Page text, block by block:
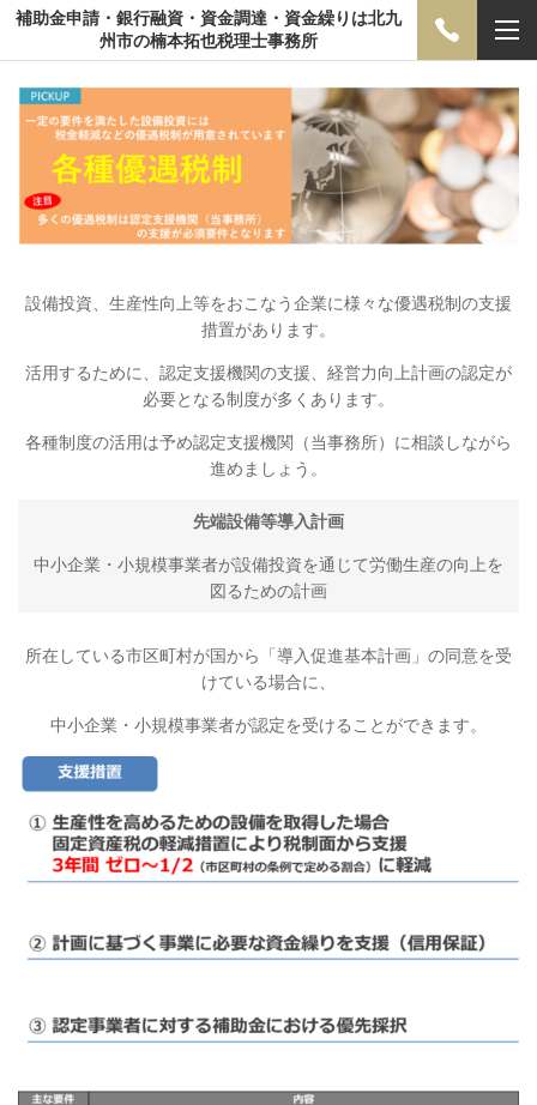
補助金申請・銀行融資・資金調達・資金繰りは北九
州市の楠本拓也税理士事務所
設備投資、生産性向上等をおこなう企業に様々な優遇税制の支援
措置があります。
活用するために、認定支援機関の支援、経営力向上計画の認定が
必要となる制度が多くあります。
各種制度の活用は予め認定支援機関（当事務所）に相談しながら
進めましょう。
先端設備等導入計画
中小企業・小規模事業者が設備投資を通じて労働生産の向上を
図るための計画
所在している市区町村が国から「導入促進基本計画」の同意を受
けている場合に、
中小企業・小規模事業者が認定を受けることができます。